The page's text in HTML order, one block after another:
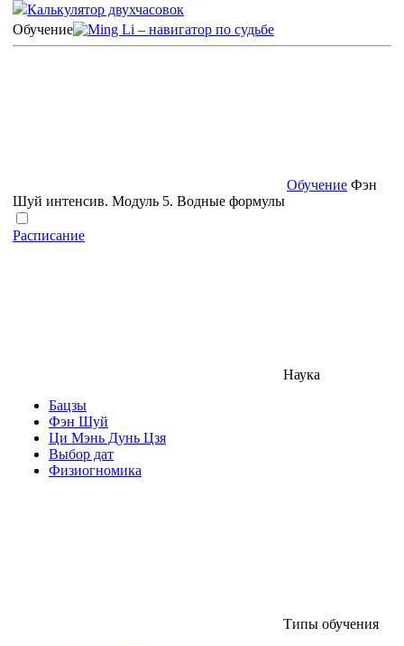
Калькулятор двухчасовок
Обучение
Обучение Фэн
Шуй интенсив. Модуль 5. Водные формулы
Расписание
Наука
Бацзы
Фэн Шуй
Ци Мэнь Дунь Цзя
Выбор дат
Физиогномика
Типы обучения